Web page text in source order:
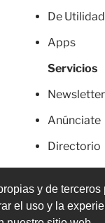
y de terceros
el uso y la
De Utilidad
Apps
Servicios
Newsletter
Anúnciate
Directorio
reservados. Prohibida